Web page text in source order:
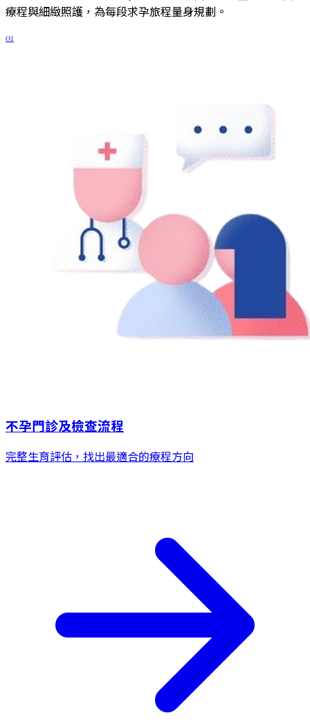
療程與細緻照護，為每段求孕旅程量身規劃。
01
不孕門診及檢查流程
完整生育評估，找出最適合的療程方向